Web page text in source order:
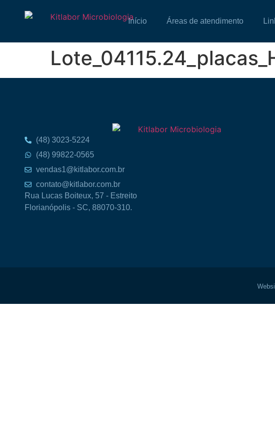
Início Áreas de atendimento
(48) 3023-5224
(48) 99822-0565
vendas1@kitlabor.com.br
contato@kitlabor.com.br
Rua Lucas Boiteux, 57 - Estreito
Florianópolis - SC, 88070-310.